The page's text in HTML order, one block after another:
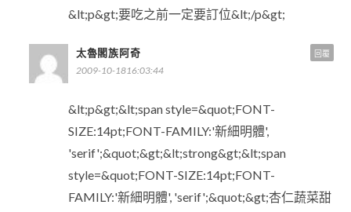
&lt;p&gt;要吃之前一定要訂位&lt;/p&gt;
太魯閣族阿奇
2009-10-1816:03:44
&lt;p&gt;&lt;span style=&quot;FONT-
SIZE:14pt;FONT-FAMILY:'新細明體',
'serif';&quot;&gt;&lt;strong&gt;&lt;span
style=&quot;FONT-SIZE:14pt;FONT-
FAMILY:'新細明體', 'serif';&quot;&gt;杏仁蔬菜甜
回覆